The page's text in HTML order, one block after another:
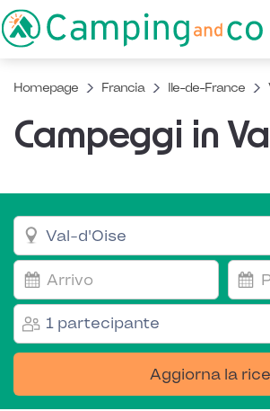
Homepage Francia Ile-de-France
Campeggi in
1 partecipante
Aggiorna la